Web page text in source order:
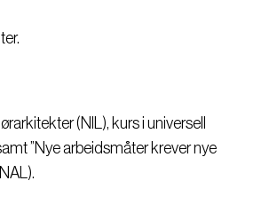
(NIL), kurs i universell
”Nye arbeidsmåter krever nye